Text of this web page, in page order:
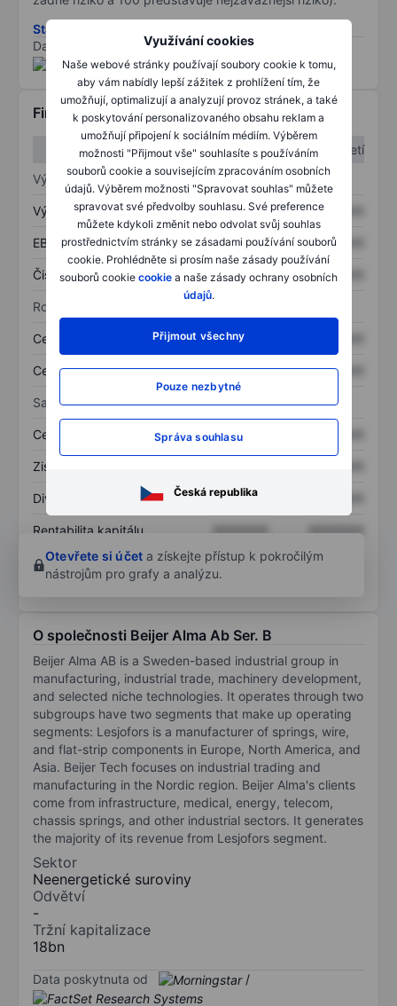
Využívání cookies
Naše webové stránky používají soubory cookie k tomu,
aby vám nabídly lepší zážitek z prohlížení tím, že
umožňují, optimalizují a analyzují provoz stránek, a také
k poskytování personalizovaného obsahu reklam a
umožňují připojení k sociálním médiím. Výběrem
možnosti "Přijmout vše" souhlasíte s používáním
souborů cookie a souvisejícím zpracováním osobních
údajů. Výběrem možnosti "Spravovat souhlas" můžete
spravovat své předvolby souhlasu. Své preference
můžete kdykoli změnit nebo odvolat svůj souhlas
prostřednictvím stránky se zásadami používání souborů
cookie. Prohlédněte si prosím naše zásady používání
souborů cookie cookie a naše zásady ochrany osobních
údajů.
Přijmout všechny
Pouze nezbytné
Správa souhlasu
Česká republika
Stáhněte si metodiku rizik ESG
Data poskytnuta od
/
Finanční informace
1. čtvrtletí
2. čtvrtletí
Výkaz zisku a ztráty
Výnos XXXXXXX XXXXXXX
EBITDA XXXXXXX XXXXXXX
Čistý příjem XXXXXXX XXXXXXX
Rozvaha
Celková aktiva XXXXXXX
Celkový dluh XXXXXXX XXXXXXX
Sazby
Cena/tržby XXXXXXX
Zisk na akcii
Dividenda na akcii XXXXXXX
Rentabilita kapitálu XXXXXXX
XXXXXXX
Otevřete si účet a získejte přístup k pokročilým
nástrojům pro grafy a analýzu.
O společnosti Beijer Alma Ab Ser. B
Beijer Alma AB is a Sweden-based industrial group in
manufacturing, industrial trade, machinery development,
and selected niche technologies. It operates through two
subgroups have two segments that make up operating
segments: Lesjofors is a manufacturer of springs, wire,
and flat-strip components in Europe, North America, and
Asia. Beijer Tech focuses on industrial trading and
manufacturing in the Nordic region. Beijer Alma's clients
come from infrastructure, medical, energy, telecom,
chassis springs, and other industrial sectors. It generates
the majority of its revenue from Lesjofors segment.
Sektor
Neenergetické suroviny
Odvětví
-
Tržní kapitalizace
18bn
Data poskytnuta od /